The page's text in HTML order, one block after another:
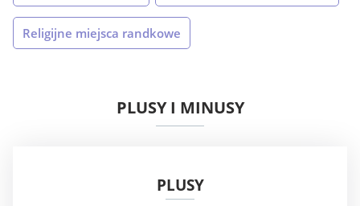
Religijne miejsca randkowe
PLUSY I MINUSY
PLUSY